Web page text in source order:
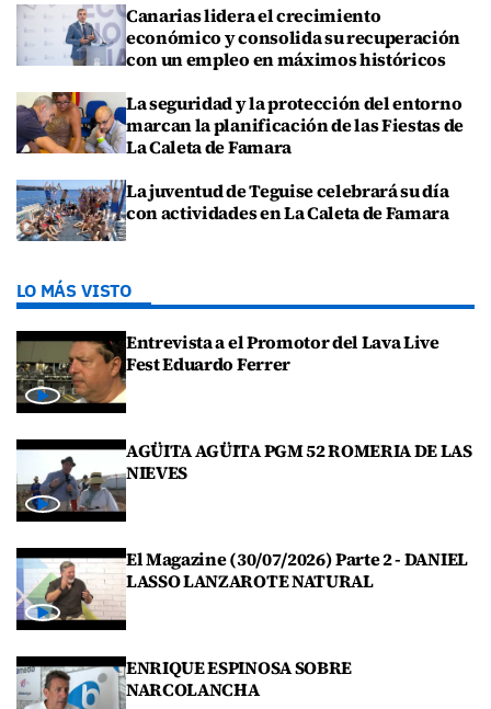
Canarias lidera el crecimiento
económico y consolida su recuperación
con un empleo en máximos históricos
La seguridad y la protección del entorno
marcan la planificación de las Fiestas de
La Caleta de Famara
La juventud de Teguise celebrará su día
con actividades en La Caleta de Famara
LO MÁS VISTO
Entrevista a el Promotor del Lava Live
Fest Eduardo Ferrer
AGÜITA AGÜITA PGM 52 ROMERIA DE LAS
NIEVES
El Magazine (30/07/2026) Parte 2 - DANIEL
LASSO LANZAROTE NATURAL
ENRIQUE ESPINOSA SOBRE
NARCOLANCHA